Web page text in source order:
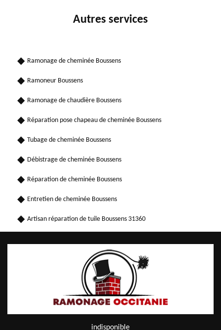
Autres services
Ramonage de cheminée Boussens
Ramoneur Boussens
Ramonage de chaudière Boussens
Réparation pose chapeau de cheminée Boussens
Tubage de cheminée Boussens
Débistrage de cheminée Boussens
Réparation de cheminée Boussens
Entretien de cheminée Boussens
Artisan réparation de tuile Boussens 31360
indisponible